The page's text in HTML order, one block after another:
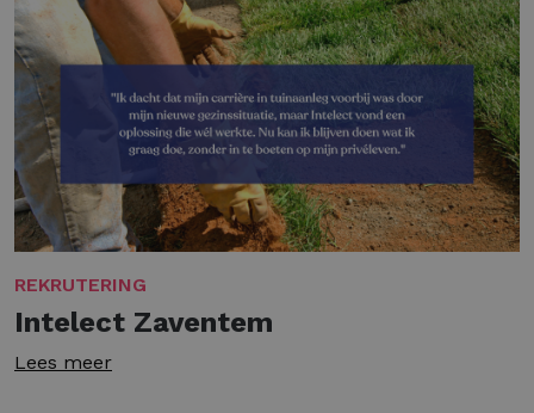
REKRUTERING
Intelect Zaventem
Lees meer